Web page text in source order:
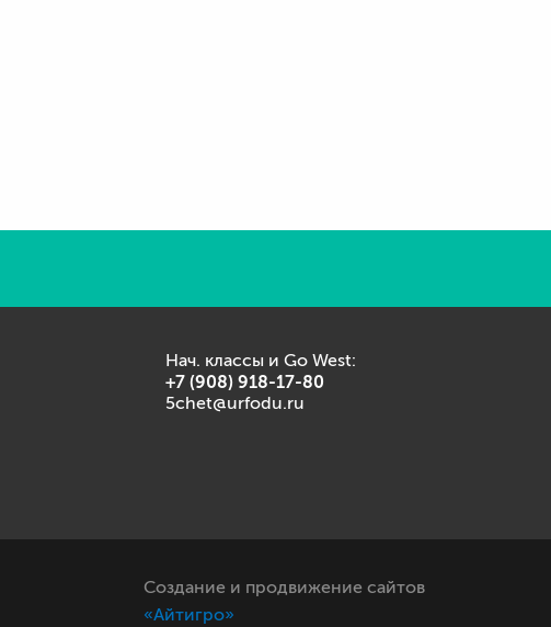
Нач. классы и Go West:
+7 (908) 918-17-80
5chet@urfodu.ru
Создание и продвижение сайтов
«Айтигро»